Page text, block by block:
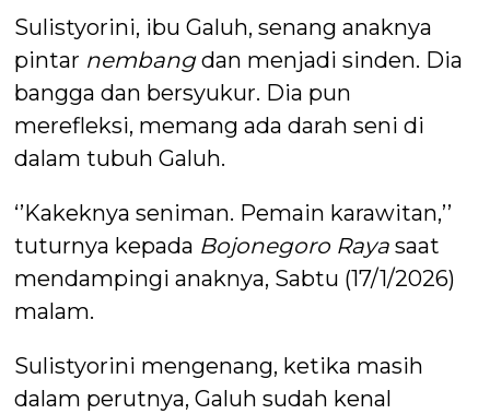
Sulistyorini, ibu Galuh, senang anaknya
pintar nembangdan menjadi sinden. Dia
bangga dan bersyukur. Dia pun
merefleksi, memang ada darah seni di
dalam tubuh Galuh.
‘’Kakeknya seniman. Pemain karawitan,’’
tuturnya kepada Bojonegoro Raya saat
mendampingi anaknya, Sabtu (17/1/2026)
malam.
Sulistyorini mengenang, ketika masih
dalam perutnya, Galuh sudah kenal